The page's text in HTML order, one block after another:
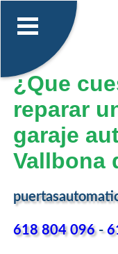
¿Que
reparar
garaje
Vallbona
618 804 096-